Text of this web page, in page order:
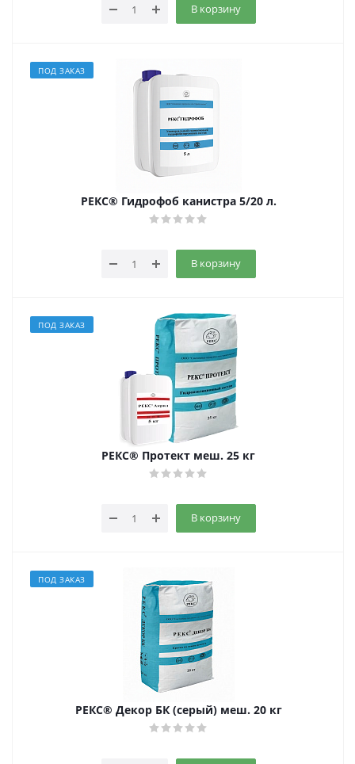
В корзину
ПОД ЗАКАЗ
РЕКС® Гидрофоб канистра 5/20 л.
В корзину
ПОД ЗАКАЗ
РЕКС® Протект меш. 25 кг
В корзину
ПОД ЗАКАЗ
РЕКС® Декор БК (серый) меш. 20 кг